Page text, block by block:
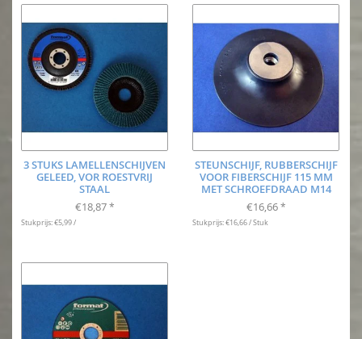
3 STUKS LAMELLENSCHIJVEN
GELEED, VOR ROESTVRIJ
STAAL
€18,87 *
Stukprijs: €5,99 /
STEUNSCHIJF, RUBBERSCHIJF
VOOR FIBERSCHIJF 115 MM
MET SCHROEFDRAAD M14
€16,66 *
Stukprijs: €16,66 / Stuk